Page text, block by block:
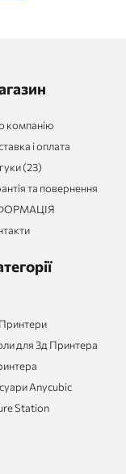
компанію
і оплата
(23)
та повернення
для 3д Принтера
Anycubic
Station